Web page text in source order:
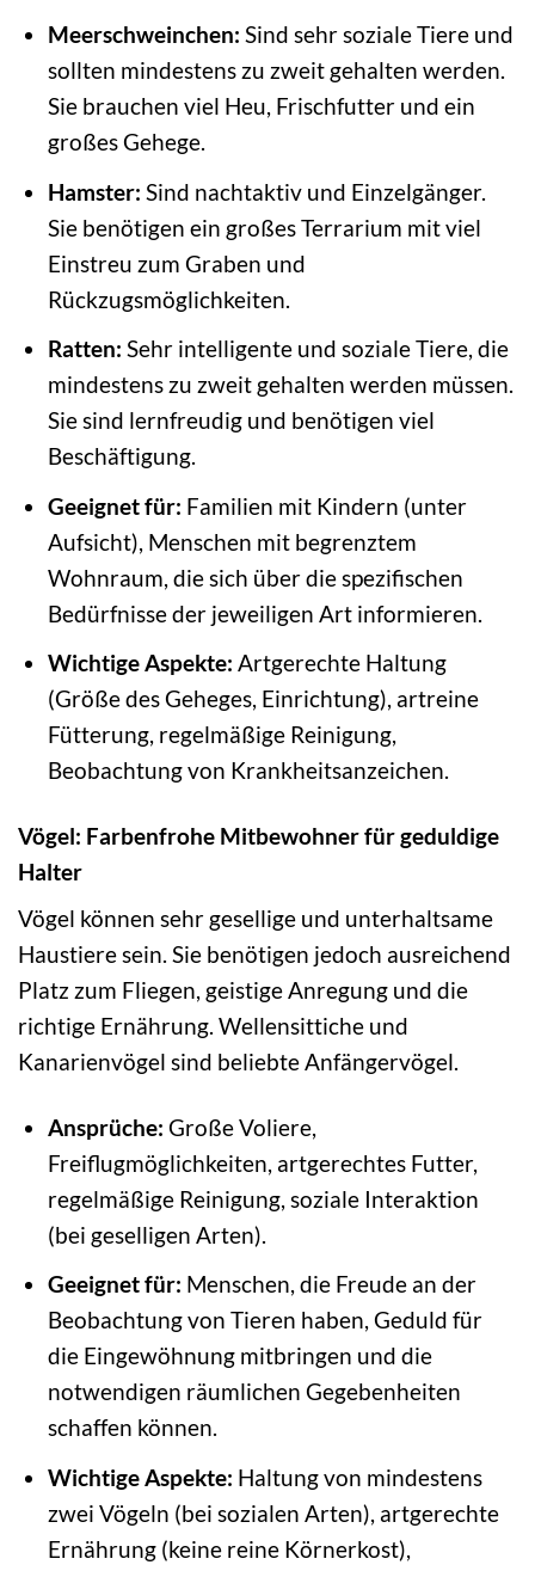
Meerschweinchen: Sind sehr soziale Tiere und
sollten mindestens zu zweit gehalten werden.
Sie brauchen viel Heu, Frischfutter und ein
großes Gehege.
Hamster: Sind nachtaktiv und Einzelgänger.
Sie benötigen ein großes Terrarium mit viel
Einstreu zum Graben und
Rückzugsmöglichkeiten.
Ratten: Sehr intelligente und soziale Tiere, die
mindestens zu zweit gehalten werden müssen.
Sie sind lernfreudig und benötigen viel
Beschäftigung.
Geeignet für: Familien mit Kindern (unter
Aufsicht), Menschen mit begrenztem
Wohnraum, die sich über die spezifischen
Bedürfnisse der jeweiligen Art informieren.
Wichtige Aspekte: Artgerechte Haltung
(Größe des Geheges, Einrichtung), artreine
Fütterung, regelmäßige Reinigung,
Beobachtung von Krankheitsanzeichen.
Vögel: Farbenfrohe Mitbewohner für geduldige
Halter
Vögel können sehr gesellige und unterhaltsame
Haustiere sein. Sie benötigen jedoch ausreichend
Platz zum Fliegen, geistige Anregung und die
richtige Ernährung. Wellensittiche und
Kanarienvögel sind beliebte Anfängervögel.
Ansprüche: Große Voliere,
Freiflugmöglichkeiten, artgerechtes Futter,
regelmäßige Reinigung, soziale Interaktion
(bei geselligen Arten).
Geeignet für: Menschen, die Freude an der
Beobachtung von Tieren haben, Geduld für
die Eingewöhnung mitbringen und die
notwendigen räumlichen Gegebenheiten
schaffen können.
Wichtige Aspekte: Haltung von mindestens
zwei Vögeln (bei sozialen Arten), artgerechte
Ernährung (keine reine Körnerkost),